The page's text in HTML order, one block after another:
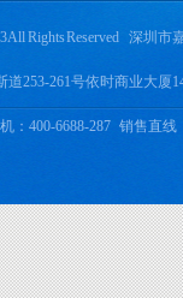
All Rights Reserved 深圳
道253-261号依时商业大
：400-6688-287 销售直线